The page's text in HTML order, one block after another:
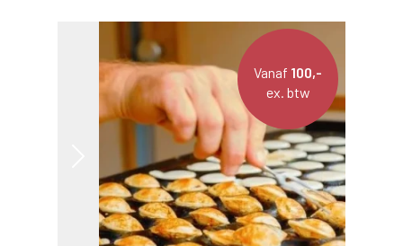
Vanaf 100,-
ex. btw